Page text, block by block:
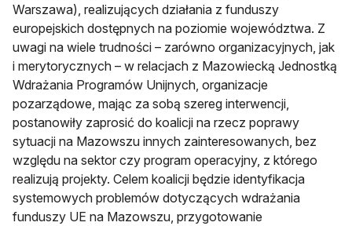
Warszawa), realizujących działania z funduszy
europejskich dostępnych na poziomie województwa. Z
uwagi na wiele trudności – zarówno organizacyjnych, jak
i merytorycznych – w relacjach z Mazowiecką Jednostką
Wdrażania Programów Unijnych, organizacje
pozarządowe, mając za sobą szereg interwencji,
postanowiły zaprosić do koalicji na rzecz poprawy
sytuacji na Mazowszu innych zainteresowanych, bez
względu na sektor czy program operacyjny, z którego
realizują projekty. Celem koalicji będzie identyfikacja
systemowych problemów dotyczących wdrażania
funduszy UE na Mazowszu, przygotowanie